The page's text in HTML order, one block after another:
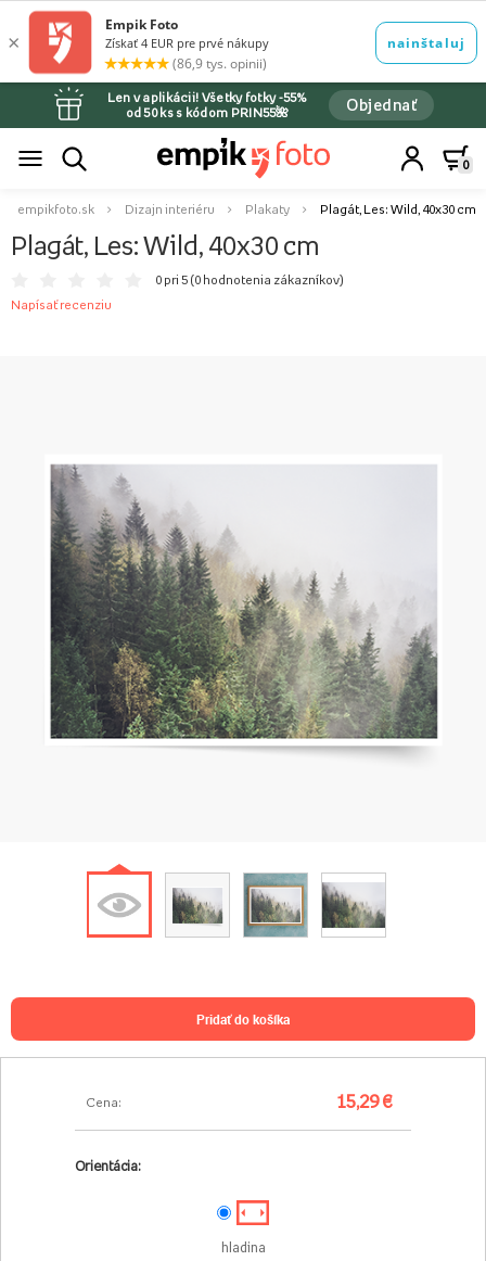
Len v aplikácii! Všetky fotky -55%
od 50 ks s kódom PRIN55🌺
Objednať
0
empikfoto.sk Dizajn interiéru Plakaty Plagát, Les: Wild, 40x30 cm
Plagát, Les: Wild, 40x30 cm
0 pri 5 (0 hodnotenia zákazníkov)
Napísať recenziu
Cena: 15,29 €
Orientácia:
hladina
pridať do košíka